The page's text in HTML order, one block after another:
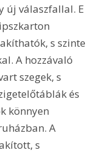
új válaszfallal. E
s szinte
A hozzávaló
szegek, s
és
könnyen
A
s